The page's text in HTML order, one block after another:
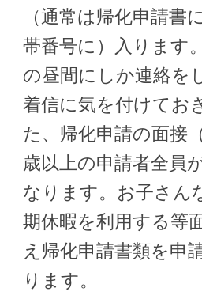
（通常は帰化申請書
帯番号に）入ります
の昼間にしか連絡を
着信に気を付けてお
た、帰化申請の面接
歳以上の申請者全員
なります。お子さん
期休暇を利用する等
え帰化申請書類を申
ります。